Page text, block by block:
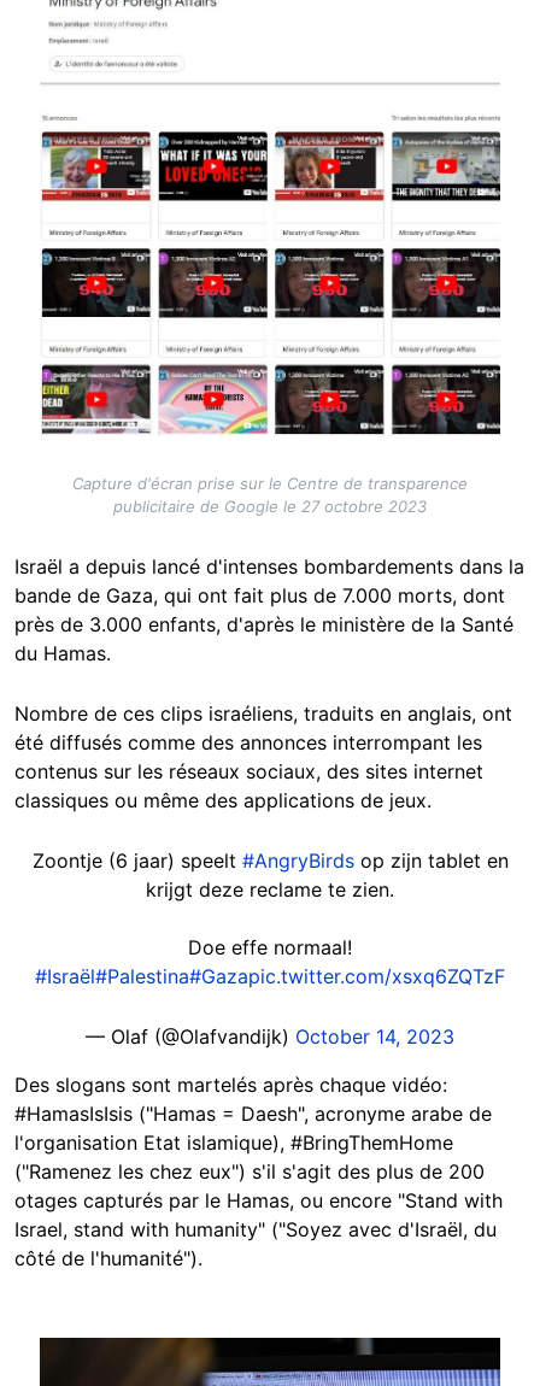
Capture d'écran prise sur le Centre de transparence
publicitaire de Google le 27 octobre 2023
Israël a depuis lancé d'intenses bombardements dans la
bande de Gaza, qui ont fait plus de 7.000 morts, dont
près de 3.000 enfants, d'après le ministère de la Santé
du Hamas.
Nombre de ces clips israéliens, traduits en anglais, ont
été diffusés comme des annonces interrompant les
contenus sur les réseaux sociaux, des sites internet
classiques ou même des applications de jeux.
Zoontje (6 jaar) speelt #AngryBirdsop zijn tablet en
krijgt deze reclame te zien.
Doe effe normaal!
#Israël#Palestina#Gazapic.twitter.com/xsxq6ZQTzF
— Olaf (@Olafvandijk) October 14, 2023
Des slogans sont martelés après chaque vidéo:
#HamasIsIsis ("Hamas = Daesh", acronyme arabe de
l'organisation Etat islamique), #BringThemHome
("Ramenez les chez eux") s'il s'agit des plus de 200
otages capturés par le Hamas, ou encore "Stand with
Israel, stand with humanity" ("Soyez avec d'Israël, du
côté de l'humanité").